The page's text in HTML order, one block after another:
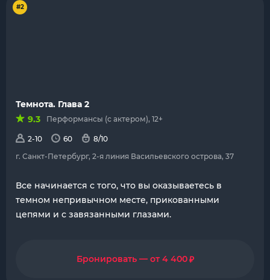
#2
Темнота. Глава 2
9.3
Перформансы (с актером), 12+
2-10 60
8/10
г. Санкт-Петербург, 2-я линия Васильевского острова, 37
Все начинается с того, что вы оказываетесь в
темном непривычном месте, прикованными
цепями и с завязанными глазами.
Бронировать — от 4 400₽